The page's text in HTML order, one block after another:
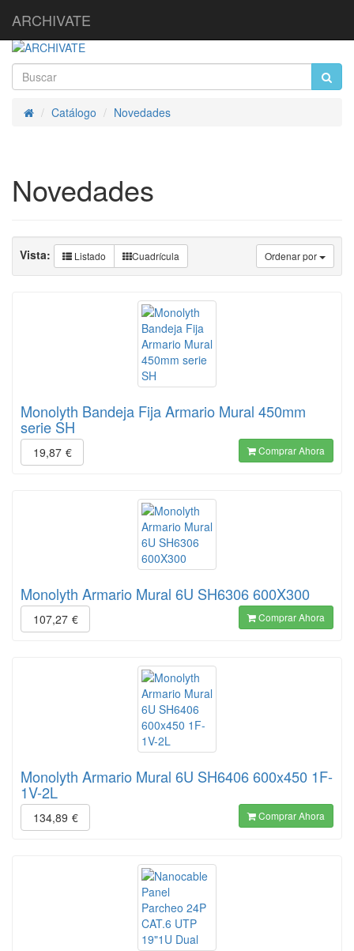
ARCHIVATE
InicioCatálogo Novedades
Novedades
Ordenar por
Vista: Listado Cuadrícula
Monolyth Bandeja Fija Armario Mural 450mm
serie SH
19,87 € Comprar Ahora
Monolyth Armario Mural 6U SH6306 600X300
107,27 € Comprar Ahora
Monolyth Armario Mural 6U SH6406 600x450 1F-
1V-2L
134,89 € Comprar Ahora